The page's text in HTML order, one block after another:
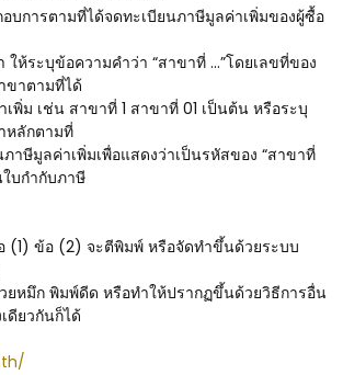
บการตามที่ได้จดทะเบียนภาษีมูลค่าเพิ่มของผู้ซื้อ
ให้ระบุข้อความคำว่า “สาขาที่ ...”โดยเลขที่ของ
ขาตามที่ได้
พิ่ม เช่น สาขาที่ 1 สาขาที่ 01 เป็นต้น หรือระบุ
หลักตามที่
าษีมูลค่าเพิ่มเพื่อแสดงว่าเป็นรหัสของ “สาขาที่
ใบกำกับภาษี
(1) ข้อ (2) จะตีพิมพ์ หรือจัดทำขึ้นด้วยระบบ
ยหมึก พิมพ์ดีด หรือทำให้ปรากฏขึ้นด้วยวิธีการอื่น
ดียวกันก็ได้